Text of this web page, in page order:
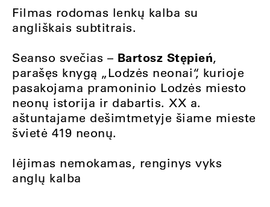
Filmas rodomas lenkų kalba su
angliškais subtitrais.
Seanso svečias – Bartosz Stępień,
parašęs knygą „Lodzės neonai“, kurioje
pasakojama pramoninio Lodzės miesto
neonų istorija ir dabartis. XX a.
aštuntajame dešimtmetyje šiame mieste
švietė 419 neonų.
Iėjimas nemokamas, renginys vyks
anglų kalba